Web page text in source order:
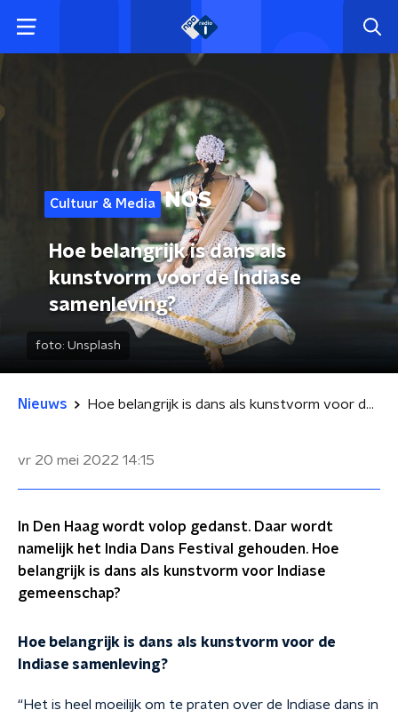
Cultuur & Media
Hoe belangrijk is dans als
kunstvorm voor de Indiase
samenleving?
foto: Unsplash
Nieuws Hoe belangrijk is dans als kunstvorm voor de Indiase samenleving?
vr 20 mei 2022 14:15
In Den Haag wordt volop gedanst. Daar wordt
namelijk het India Dans Festival gehouden. Hoe
belangrijk is dans als kunstvorm voor Indiase
gemeenschap?
Hoe belangrijk is dans als kunstvorm voor de
Indiase samenleving?
“Het is heel moeilijk om te praten over de Indiase dans in